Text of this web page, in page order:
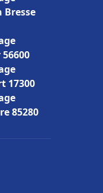
Bresse
17300
85280